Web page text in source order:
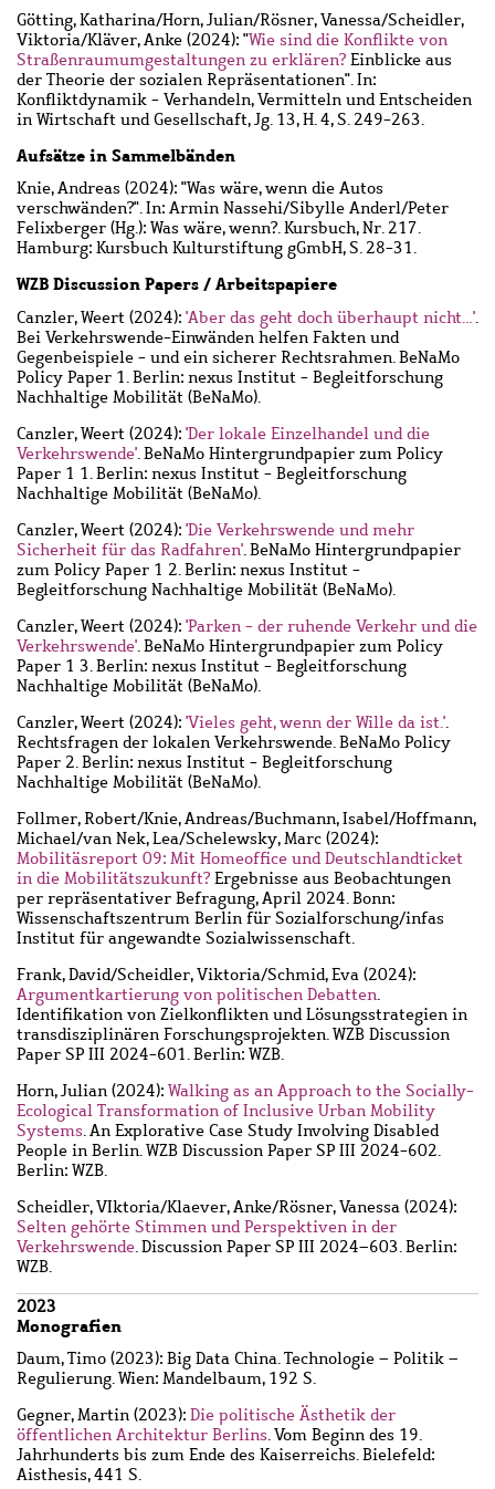
Götting, Katharina/Horn, Julian/Rösner, Vanessa/Scheidler,
Viktoria/Kläver, Anke (2024): "Wie sind die Konflikte von
Straßenraumumgestaltungen zu erklären? Einblicke aus
der Theorie der sozialen Repräsentationen". In:
Konfliktdynamik - Verhandeln, Vermitteln und Entscheiden
in Wirtschaft und Gesellschaft, Jg. 13, H. 4, S. 249-263.
Aufsätze in Sammelbänden
Knie, Andreas (2024): "Was wäre, wenn die Autos
verschwänden?". In: Armin Nassehi/Sibylle Anderl/Peter
Felixberger (Hg.): Was wäre, wenn?. Kursbuch, Nr. 217.
Hamburg: Kursbuch Kulturstiftung gGmbH, S. 28-31.
WZB Discussion Papers / Arbeitspapiere
Canzler, Weert (2024): 'Aber das geht doch überhaupt nicht…'.
Bei Verkehrswende-Einwänden helfen Fakten und
Gegenbeispiele - und ein sicherer Rechtsrahmen. BeNaMo
Policy Paper 1. Berlin: nexus Institut - Begleitforschung
Nachhaltige Mobilität (BeNaMo).
Canzler, Weert (2024): 'Der lokale Einzelhandel und die
Verkehrswende'. BeNaMo Hintergrundpapier zum Policy
Paper 1 1. Berlin: nexus Institut - Begleitforschung
Nachhaltige Mobilität (BeNaMo).
Canzler, Weert (2024): 'Die Verkehrswende und mehr
Sicherheit für das Radfahren'. BeNaMo Hintergrundpapier
zum Policy Paper 1 2. Berlin: nexus Institut -
Begleitforschung Nachhaltige Mobilität (BeNaMo).
Canzler, Weert (2024): 'Parken - der ruhende Verkehr und die
Verkehrswende'. BeNaMo Hintergrundpapier zum Policy
Paper 1 3. Berlin: nexus Institut - Begleitforschung
Nachhaltige Mobilität (BeNaMo).
Canzler, Weert (2024): 'Vieles geht, wenn der Wille da ist.'.
Rechtsfragen der lokalen Verkehrswende. BeNaMo Policy
Paper 2. Berlin: nexus Institut - Begleitforschung
Nachhaltige Mobilität (BeNaMo).
Follmer, Robert/Knie, Andreas/Buchmann, Isabel/Hoffmann,
Michael/van Nek, Lea/Schelewsky, Marc (2024):
Mobilitäsreport 09: Mit Homeoffice und Deutschlandticket
in die Mobilitätszukunft? Ergebnisse aus Beobachtungen
per repräsentativer Befragung, April 2024. Bonn:
Wissenschaftszentrum Berlin für Sozialforschung/infas
Institut für angewandte Sozialwissenschaft.
Frank, David/Scheidler, Viktoria/Schmid, Eva (2024):
Argumentkartierung von politischen Debatten.
Identifikation von Zielkonflikten und Lösungsstrategien in
transdisziplinären Forschungsprojekten. WZB Discussion
Paper SP III 2024-601. Berlin: WZB.
Horn, Julian (2024): Walking as an Approach to the Socially-
Ecological Transformation of Inclusive Urban Mobility
Systems. An Explorative Case Study Involving Disabled
People in Berlin. WZB Discussion Paper SP III 2024-602.
Berlin: WZB.
Scheidler, VIktoria/Klaever, Anke/Rösner, Vanessa (2024):
Selten gehörte Stimmen und Perspektiven in der
Verkehrswende. Discussion Paper SP III 2024–603. Berlin:
WZB.
2023
Monografien
Daum, Timo (2023): Big Data China. Technologie – Politik –
Regulierung. Wien: Mandelbaum, 192 S.
Gegner, Martin (2023): Die politische Ästhetik der
öffentlichen Architektur Berlins. Vom Beginn des 19.
Jahrhunderts bis zum Ende des Kaiserreichs. Bielefeld:
Aisthesis, 441 S.